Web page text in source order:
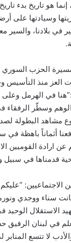
إنما هو تاريخ بدء
وسيادتها على
في بلادنا، والسير
الحزب السوري
العز منذ التأسيس
في الهرمل
وسطّر الرفقاء
مشاهد البطولة
أثماناً باهظة في
ارادة القوميين
قدمناها في سبيل
الاجتماعيين:
سناء ووجدي
الاستقلال الوحيد
في لبنان الرفيق
لا تتسع